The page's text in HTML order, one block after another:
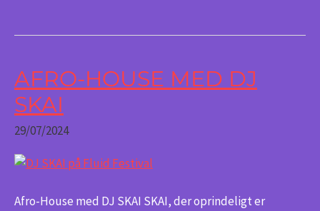
AFRO-HOUSE MED DJ
SKAI
29/07/2024
Afro-House med DJ SKAI SKAI, der oprindeligt er
Afro-
house
med
DJ
SKAI